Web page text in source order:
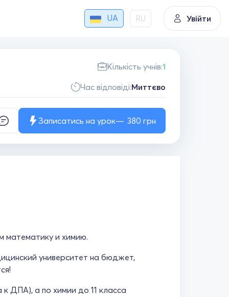
UA RU Увійти
Кількість учнів:1
Час відповіді:Миттєво
Записатись на урок 380 грн
математику и химию.
университет на бюджет,
ДПА), а по химии до 11 класса